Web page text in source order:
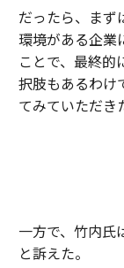
だったら、まず
環境がある企業
ことで、最終
択肢もあるわけ
てみていただき
一方で、竹内氏
と訴えた。